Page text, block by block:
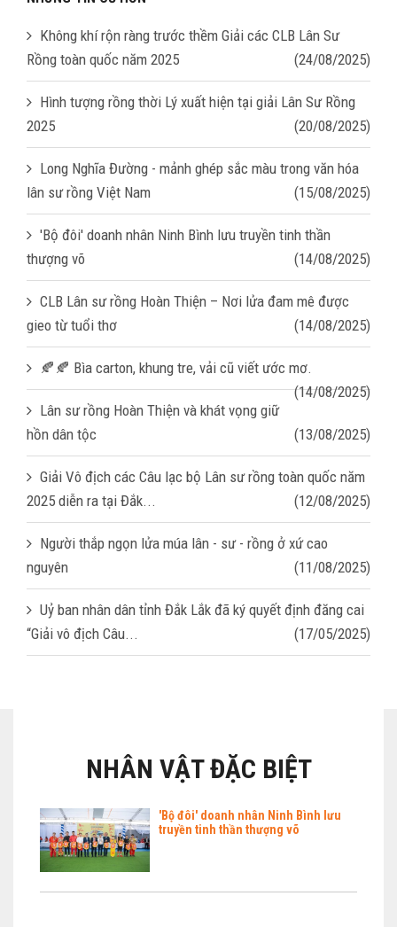
Không khí rộn ràng trước thềm Giải các CLB Lân Sư
Rồng toàn quốc năm 2025
(24/08/2025)
Hình tượng rồng thời Lý xuất hiện tại giải Lân Sư Rồng
2025
(20/08/2025)
Long Nghĩa Đường - mảnh ghép sắc màu trong văn hóa
lân sư rồng Việt Nam
(15/08/2025)
'Bộ đôi' doanh nhân Ninh Bình lưu truyền tinh thần
thượng võ
(14/08/2025)
CLB Lân sư rồng Hoàn Thiện – Nơi lửa đam mê được
gieo từ tuổi thơ
(14/08/2025)
🍂🍂 Bìa carton, khung tre, vải cũ viết ước mơ.
(14/08/2025)
Lân sư rồng Hoàn Thiện và khát vọng giữ
hồn dân tộc
(13/08/2025)
Giải Vô địch các Câu lạc bộ Lân sư rồng toàn quốc năm
2025 diễn ra tại Đắk...
(12/08/2025)
Người thắp ngọn lửa múa lân - sư - rồng ở xứ cao
nguyên
(11/08/2025)
Uỷ ban nhân dân tỉnh Đắk Lắk đã ký quyết định đăng cai
“Giải vô địch Câu...
(17/05/2025)
NHÂN VẬT ĐẶC BIỆT
'Bộ đôi' doanh nhân Ninh Bình lưu
truyền tinh thần thượng võ